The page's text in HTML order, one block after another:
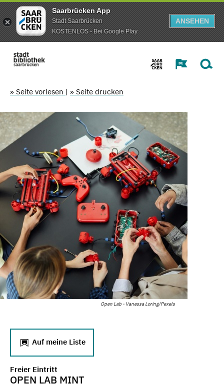
Saarbrücken App
Stadt Saarbrücken
KOSTENLOS - Bei Google Play
ANSEHEN
» Seite vorlesen | » Seite drucken
Open Lab - Vanessa Loring/Pexels
Auf meine Liste
Freier Eintritt
OPEN LAB MINT